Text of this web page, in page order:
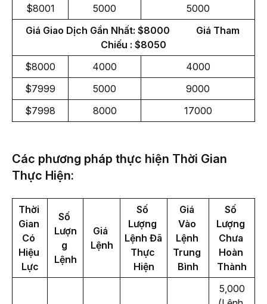
$8001 5000
5000
Giá Giao Dịch Gần Nhất: $8000           Giá Tham
Chiếu : $8050
$8000
4000
4000
$7999
5000
9000
$7998
8000 17000
Các phương pháp thực hiện Thời Gian
Thực Hiện:
Thời
Gian
Có
Hiệu
Lực
Số
Lượn
g
Lệnh
Giá
Lệnh
Số
Lượng
Lệnh Đã
Thực
Hiện
Giá
Vào
Lệnh
Trung
Bình
Số
Lượng
Chưa
Hoàn
Thành
5,000